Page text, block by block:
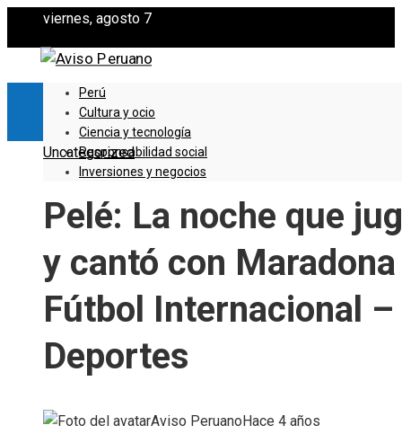
viernes, agosto 7
Perú
Cultura y ocio
Ciencia y tecnología
Responsabilidad social
Inversiones y negocios
Uncategorized
Pelé: La noche que
y cantó con
Fútbol Internacional –
Deportes
Aviso Peruano Hace 4 años